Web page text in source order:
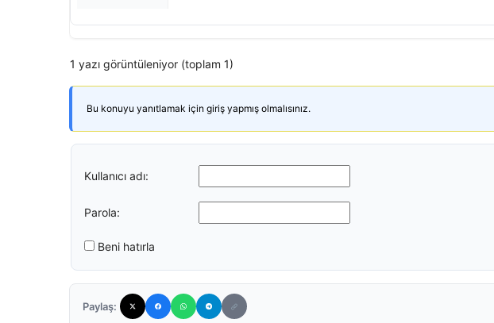
1 yazı görüntüleniyor (toplam 1)
Bu konuyu yanıtlamak için giriş yapmış olmalısınız.
Kullanıcı adı:
Parola:
Beni hatırla
Paylaş: